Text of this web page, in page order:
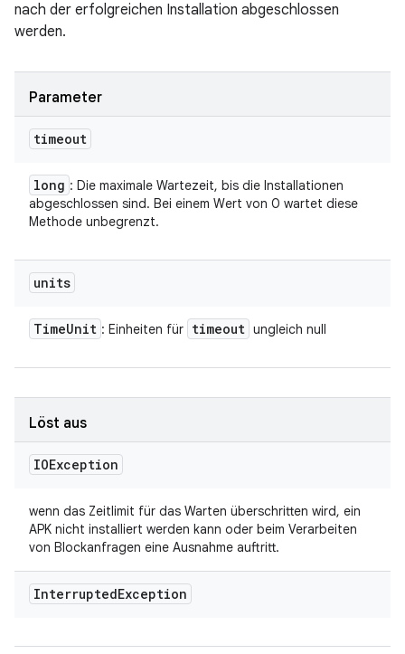
nach der erfolgreichen Installation abgeschlossen
werden.
Parameter
timeout
long : Die maximale Wartezeit, bis die Installationen
abgeschlossen sind. Bei einem Wert von 0 wartet diese
Methode unbegrenzt.
units
TimeUnit : Einheiten für timeout ungleich null
Löst aus
IOException
wenn das Zeitlimit für das Warten überschritten wird, ein
APK nicht installiert werden kann oder beim Verarbeiten
von Blockanfragen eine Ausnahme auftritt.
InterruptedException